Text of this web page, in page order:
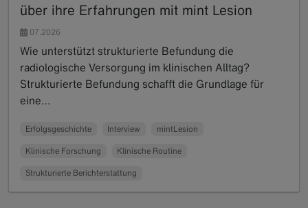
über ihre Erfahrungen mit mint Lesion
07.2026
Wie unterstützt strukturierte Befundung die
radiologische Versorgung im klinischen Alltag?
Strukturierte Befundung schafft die Grundlage für
eine…
Erfolgsgeschichte Interview mintLesion
Klinische Forschung Klinische Routine
Strukturierte Berichterstattung